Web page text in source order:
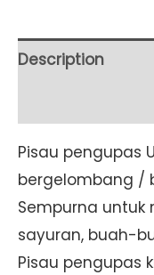
cm
Description
Pisau pengupas
bergelombang /
Sempurna
sayuran, buah-
Pisau pengupas